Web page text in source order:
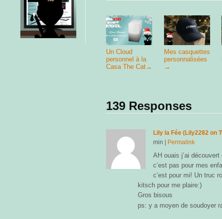
Un Cloud
personnel à la
Casa The Cat→
Mes casquettes
personnalisées
→
139 Responses
Lily la Fée (Lily2282 on
min | Permalink
AH ouais j’ai
c’est pas pour mes
c’est pour mi! Un truc
kitsch pour me plaire:)
Gros bisous
ps: y a moyen de soudoyer